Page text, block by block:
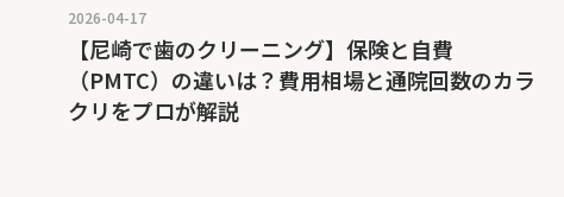
2026-04-17
【尼崎で歯のクリーニング】保険と自費
（PMTC）の違いは？費用相場と通院回数のカラ
クリをプロが解説